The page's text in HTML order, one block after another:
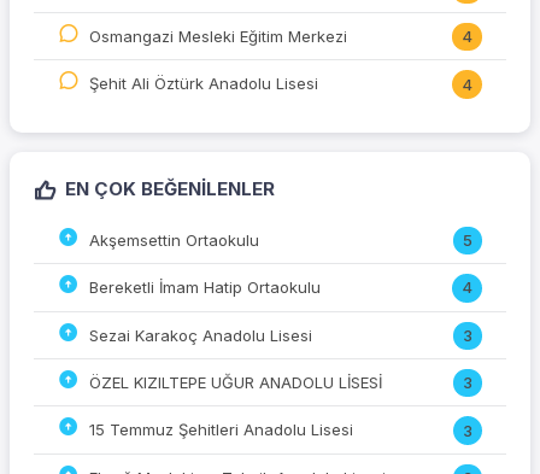
Osmangazi Mesleki Eğitim Merkezi 4
Şehit Ali Öztürk Anadolu Lisesi 4
EN ÇOK BEĞENILENLER
Akşemsettin Ortaokulu 5
Bereketli İmam Hatip Ortaokulu 4
Sezai Karakoç Anadolu Lisesi 3
ÖZEL KIZILTEPE UĞUR ANADOLU LİSESİ 3
15 Temmuz Şehitleri Anadolu Lisesi 3